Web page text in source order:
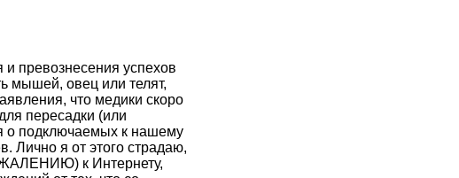
превознесения успехов
мышей, овец или телят,
что медики скоро
пересадки (или
о подключаемых к нашему
Лично я от этого страдаю,
к Интернету,